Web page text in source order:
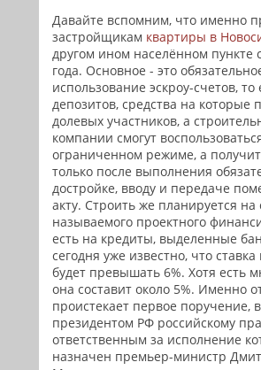
Давайте вспомним, что именно
застройщикам квартиры в
другом ином населённом пункте
года. Основное - это
использование эскроу-счетов, то
депозитов, средства на которые
долевых участников, а
компании смогут
ограниченном режиме, а
только после выполнения
достройке, вводу и передаче
акту. Строить же планируется на
называемого проектного
есть на кредиты, выделенные
сегодня уже известно, что
будет превышать 6%. Хотя есть
она составит около 5%. Именно
проистекает первое поручение,
президентом РФ российскому
ответственным за исполнение
назначен премьер-министр